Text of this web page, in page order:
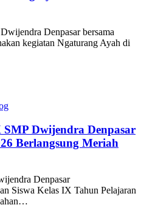
Denpasar bersama
kegiatan Ngaturang Ayah di
SMP Dwijendra Denpasar
Berlangsung Meriah
Denpasar
Siswa Kelas IX Tahun Pelajaran